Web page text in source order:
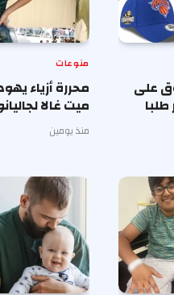
على
منوعات
محررة أزياء
ميت غالا
منذ يومين